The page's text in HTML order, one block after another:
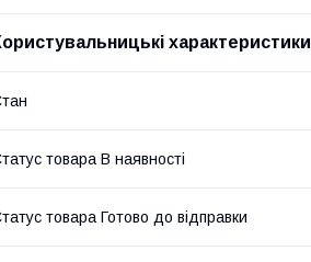
характеристики
товара В наявності
товара Готово до відправки